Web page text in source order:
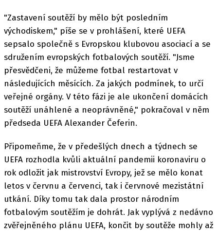
"Zastavení soutěží by mělo být posledním
východiskem," píše se v prohlášení, které UEFA
sepsalo společně s Evropskou klubovou asociací a se
sdružením evropských fotbalových soutěží. "Jsme
přesvědčeni, že můžeme fotbal restartovat v
následujících měsících. Za jakých podmínek, to určí
veřejné orgány. V této fázi je ale ukončení domácích
soutěží unáhlené a neoprávněné," pokračoval v něm
předseda UEFA Alexander Čeferin.
Připomeňme, že v předešlých dnech a týdnech se
UEFA rozhodla kvůli aktuální pandemii koronaviru o
rok odložit jak mistrovství Evropy, jež se mělo konat
letos v červnu a červenci, tak i červnové mezistátní
utkání. Díky tomu tak dala prostor národním
fotbalovým soutěžím je dohrát. Jak vyplývá z nedávno
zvěřejněného plánu UEFA, končit by soutěže mohly až